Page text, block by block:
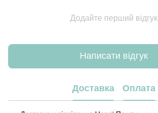
Додайте перший відгук
Написати відгук
Доставка Оплата